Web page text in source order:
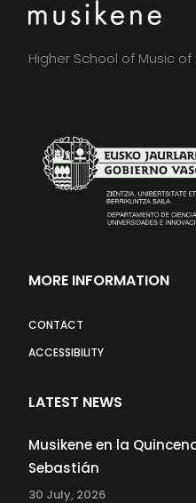
Higher School of Music
MORE INFORMATION
CONTACT
ACCESSIBILITY
LATEST NEWS
Musikene en la
Sebastián
30 July, 2026